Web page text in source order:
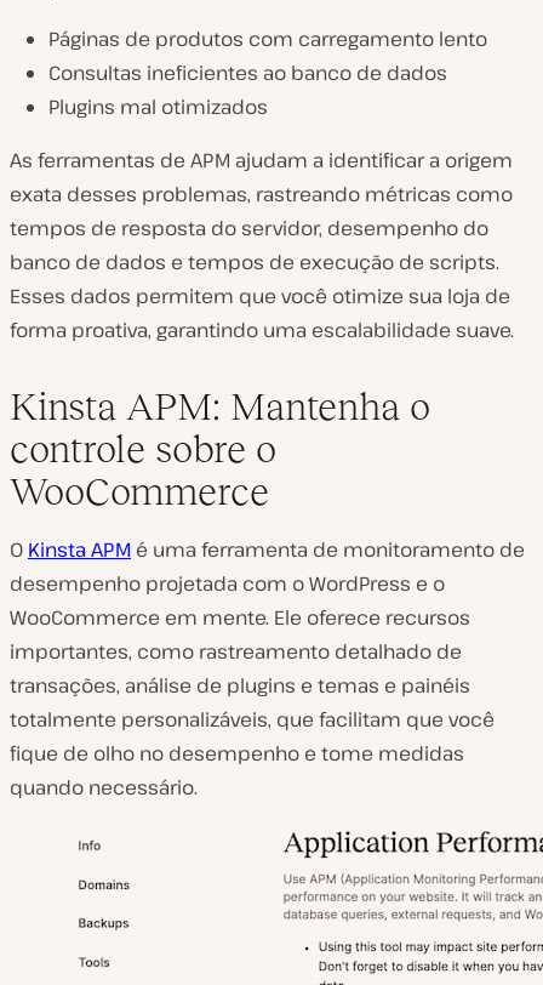
Páginas de produtos com carregamento lento
Consultas ineficientes ao banco de dados
Plugins mal otimizados
As ferramentas de APM ajudam a identificar a origem
exata desses problemas, rastreando métricas como
tempos de resposta do servidor, desempenho do
banco de dados e tempos de execução de scripts.
Esses dados permitem que você otimize sua loja de
forma proativa, garantindo uma escalabilidade suave.
Kinsta APM: Mantenha o
controle sobre o
WooCommerce
O Kinsta APM é uma ferramenta de monitoramento de
desempenho projetada com o WordPress e o
WooCommerce em mente. Ele oferece recursos
importantes, como rastreamento detalhado de
transações, análise de plugins e temas e painéis
totalmente personalizáveis, que facilitam que você
fique de olho no desempenho e tome medidas
quando necessário.